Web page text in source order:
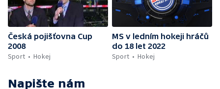
Česká pojišťovna Cup
2008
Sport
Hokej
MS v ledním hokeji hráčů
do 18 let 2022
Sport
Hokej
Napište nám